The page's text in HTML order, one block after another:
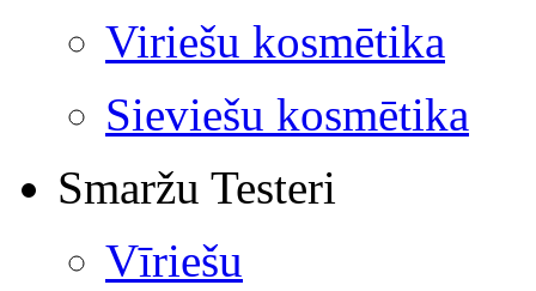
Viriešu kosmētika
Sieviešu kosmētika
Smaržu Testeri
Vīriešu